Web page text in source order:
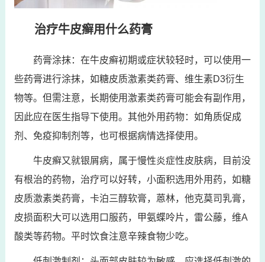
治疗牛皮癣用什么药膏
药膏涂抹：在牛皮癣初期或症状较轻时，可以使用一
些药膏进行涂抹，如糖皮质激素类药膏、维生素D3衍生
物等。但需注意，长期使用激素类药膏可能会有副作用，
因此应在医生指导下使用。其他外用药物：如角质促成
剂、免疫抑制剂等，也可根据病情选择使用。
牛皮癣又就银屑病，属于慢性炎症性皮肤病，目前没
有根治的药物，治疗可以好转，小面积选用外用药，如糖
皮质激素类药膏，卡泊三醇软膏，蒽林，他克莫司乳膏，
皮损面积大可以选用口服药，甲氨蝶呤片，雷公藤，维A
酸类等药物。平时饮食注意辛辣食物少吃。